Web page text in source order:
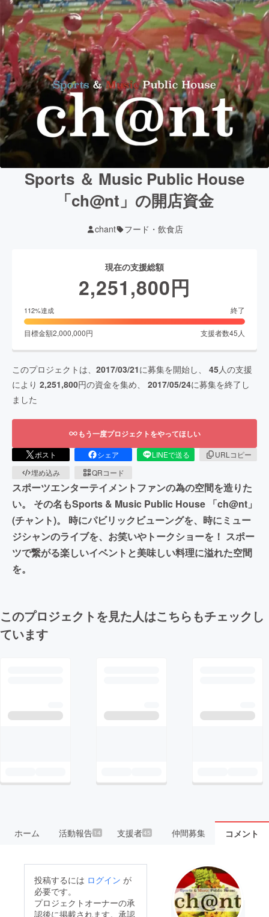
Sports ＆ Music Public House
「ch@nt」の開店資金
chant フード・飲食店
現在の支援総額
2,251,800円
112%達成 終了
目標金額2,000,000円 支援者数45 人
このプロジェクトは、 2017/03/21に募集を開始し、 45人の支援
により 2,251,800円の資金を集め、 2017/05/24に募集を終了し
ました
もう一度プロジェクトをやってほしい
ポスト シェア LINEで送る
URLコピー
埋め込み
QRコード
スポーツエンターテイメントファンの為の空間を造りた
い。 その名もSports & Music Public House 「ch@nt」
(チャント)。 時にパビリックビューングを、時にミュー
ジシャンのライブを、お笑いやトークショーを！ スポー
ツで繋がる楽しいイベントと美味しい料理に溢れた空間
を。
このプロジェクトを見た人はこちらもチェックし
ています
ホーム 活動報告14 支援者45 仲間募集 コメント
投稿するには ログイン が
必要です。
プロジェクトオーナーの承
認後に掲載されます。承認